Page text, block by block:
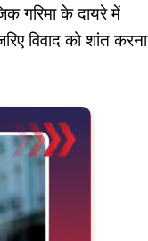
गरिमा के दायरे में
विवाद को शांत करना